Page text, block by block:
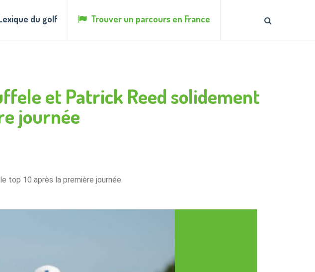
du golf Trouver un parcours en France
et Patrick Reed solidement
journée
top 10 après la première journée